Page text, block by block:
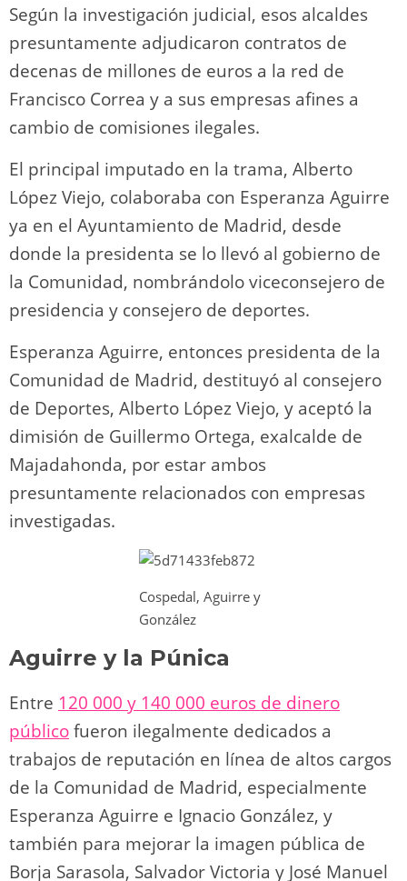
Según la investigación judicial, esos alcaldes
presuntamente adjudicaron contratos de
decenas de millones de euros a la red de
Francisco Correa y a sus empresas afines a
cambio de comisiones ilegales.
El principal imputado en la trama, Alberto
López Viejo, colaboraba con Esperanza Aguirre
ya en el Ayuntamiento de Madrid, desde
donde la presidenta se lo llevó al gobierno de
la Comunidad, nombrándolo viceconsejero de
presidencia y consejero de deportes.
Esperanza Aguirre, entonces presidenta de la
Comunidad de Madrid, destituyó al consejero
de Deportes, Alberto López Viejo, y aceptó la
dimisión de Guillermo Ortega, exalcalde de
Majadahonda, por estar ambos
presuntamente relacionados con empresas
investigadas.
Cospedal, Aguirre y
González
Aguirre y la Púnica
Entre 120 000 y 140 000 euros de dinero
públicofueron ilegalmente dedicados a
trabajos de reputación en línea de altos cargos
de la Comunidad de Madrid, especialmente
Esperanza Aguirre e Ignacio González, y
también para mejorar la imagen pública de
Borja Sarasola, Salvador Victoria y José Manuel